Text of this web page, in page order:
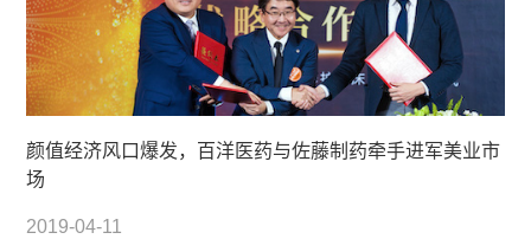
颜值经济风口爆发，百洋医药与佐藤制药牵手进军美业市
场
2019-04-11